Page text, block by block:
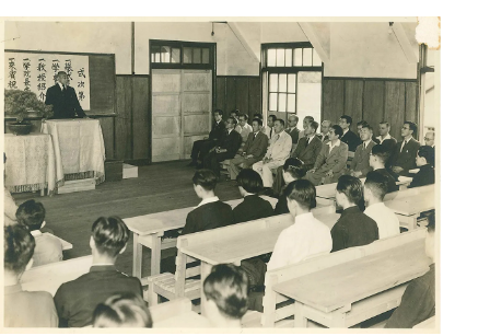
2026.8.8(SAT)-9(SUN)
お申し込み・詳細
資料請求 友だち追加